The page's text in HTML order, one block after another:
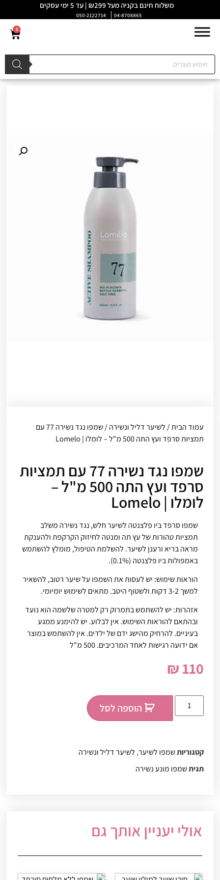
משלוח חינם בקניה מעל ₪299 | עד 5 ימי עסקים
04-8708865
050-2122714
0
עמוד הבית/לשיער דליל ונשירה
/ שמפו נגד נשירה 77 עם
תמציות סרפד ועץ התה 500 מ"ל – לומלו | Lomelo
שמפו נגד נשירה 77 עם תמציות
סרפד ועץ התה 500 מ"ל –
לומלו | Lomelo
שמפו סרפד ביו פלצנטה לשיער חלש, נגד נשירה משלב
תמציות טהורות של עץ תה ומנטה לחיזוק הקרקפת ולהענקת
מראה בריא ורענן לשיער. להשלמת הטיפול, מומלץ להשתמש
באמפולות ביו פלצנטה (0.1%).
הוראות שימוש: יש לעסות את השמפו על שיער רטוב, להשאיר
למשך 3-2 דקות ולשטוף היטב. מתאים לשימוש יומיומי.
אזהרות: יש להשתמש בתמרוק רק למטרה שלשמה הוא נועד
ובהתאם להוראות השימוש. אין לבלוע. יש להימנע ממגע
בעיניים. להרחיק מהישג ידם של ילדים. אין להשתמש במוצר
אם ידועה רגישות לאחד המרכיבים. 500 מ"ל
₪ 110
הוספה לסל
קטגוריותשמפו לשיער,לשיער דליל ונשירה
תגיתשמפו מונע נשירה
אולי יעניין אותך גם